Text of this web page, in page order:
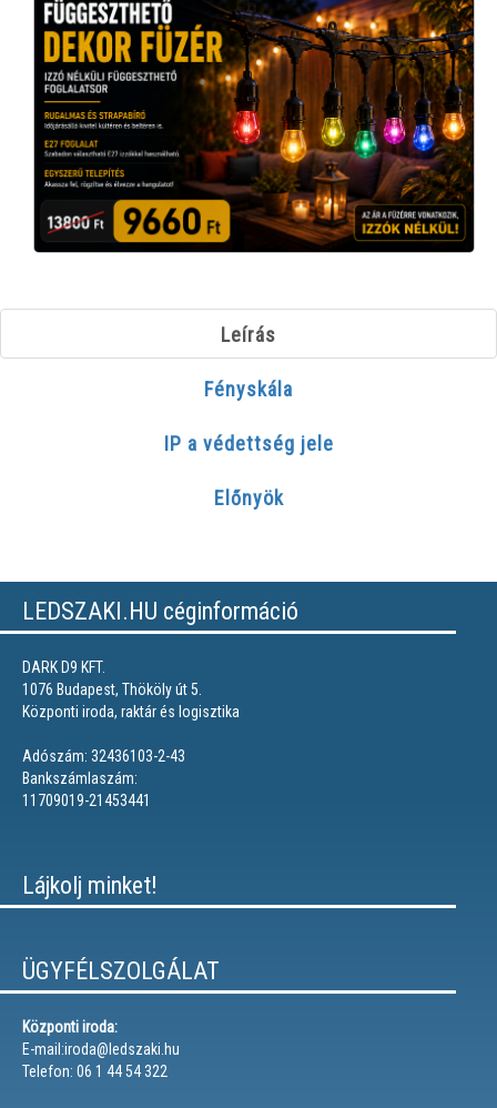
Leírás
Fényskála
IP a védettség jele
Előnyök
LEDSZAKI.HU céginformáció
DARK D9 KFT.
1076 Budapest, Thököly út 5.
Központi iroda, raktár és logisztika
Adószám: 32436103-2-43
Bankszámlaszám:
11709019-21453441
Lájkolj minket!
ÜGYFÉLSZOLGÁLAT
Központi iroda:
E-mail:iroda@ledszaki.hu
Telefon: 06 1 44 54 322